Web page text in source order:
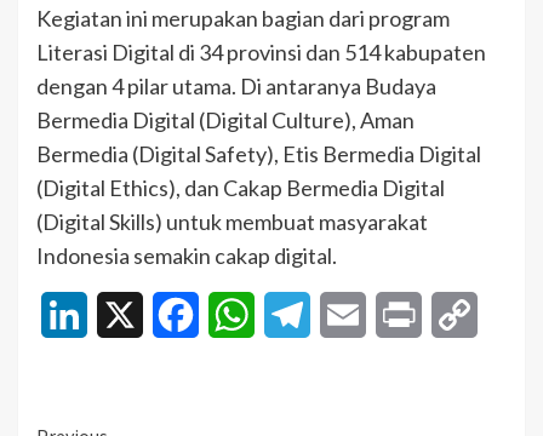
Kegiatan ini merupakan bagian dari program
Literasi Digital di 34 provinsi dan 514 kabupaten
dengan 4 pilar utama. Di antaranya Budaya
Bermedia Digital (Digital Culture), Aman
Bermedia (Digital Safety), Etis Bermedia Digital
(Digital Ethics), dan Cakap Bermedia Digital
(Digital Skills) untuk membuat masyarakat
Indonesia semakin cakap digital.
LinkedIn FacebookWhatsAppTelegramEmail Print